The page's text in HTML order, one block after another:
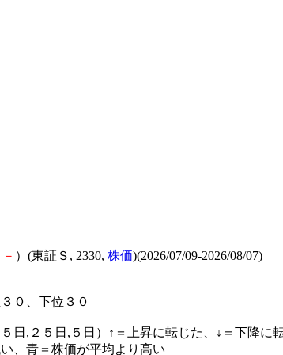
－ ）(東証Ｓ, 2330, 株価)(2026/07/09-2026/08/07)
０、下位３０
日,２５日,５日）↑＝上昇に転じた、↓＝下降に
、青＝株価が平均より高い